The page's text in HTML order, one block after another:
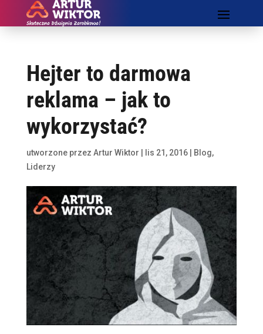
Hejter to darmowa
reklama – jak to
wykorzystać?
utworzone przez Artur Wiktor lis 21, 2016| Blog,
Liderzy